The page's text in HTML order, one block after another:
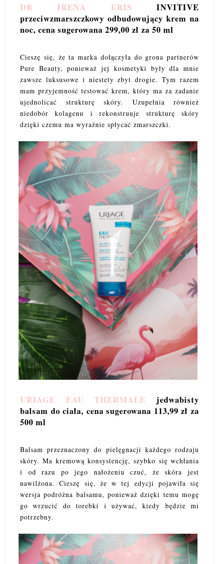
DR IRENA ERIS INVITIVE
przeciwzmarszczkowy odbudowujący krem na
noc, cena sugerowana 299,00 zł za 50 ml
Cieszę się, że ta marka dołączyła do grona partnerów
Pure Beauty, ponieważ jej kosmetyki były dla mnie
zawsze luksusowe i niestety zbyt drogie. Tym razem
mam przyjemność testować krem, który ma za zadanie
ujednolicać strukturę skóry. Uzupełnia również
niedobór kolagenu i rekonstruuje strukturę skóry
dzięki czemu ma wyraźnie spłycać zmarszczki.
URIAGE EAU THERMALE jedwabisty
balsam do ciała, cena sugerowana 113,99 zł za
500 ml
Balsam przeznaczony do pielęgnacji każdego rodzaju
skóry. Ma kremową konsystencję, szybko się wchłania
i od razu po jego nałożeniu czuć, że skóra jest
nawilżona. Cieszę się, że w tej edycji pojawiła się
wersja podróżna balsamu, ponieważ dzięki temu mogę
go wrzucić do torebki i używać, kiedy będzie mi
potrzebny.